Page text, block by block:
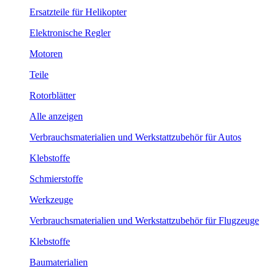
Ersatzteile für Helikopter
Elektronische Regler
Motoren
Teile
Rotorblätter
Alle anzeigen
Verbrauchsmaterialien und Werkstattzubehör für Autos
Klebstoffe
Schmierstoffe
Werkzeuge
Verbrauchsmaterialien und Werkstattzubehör für Flugzeuge
Klebstoffe
Baumaterialien